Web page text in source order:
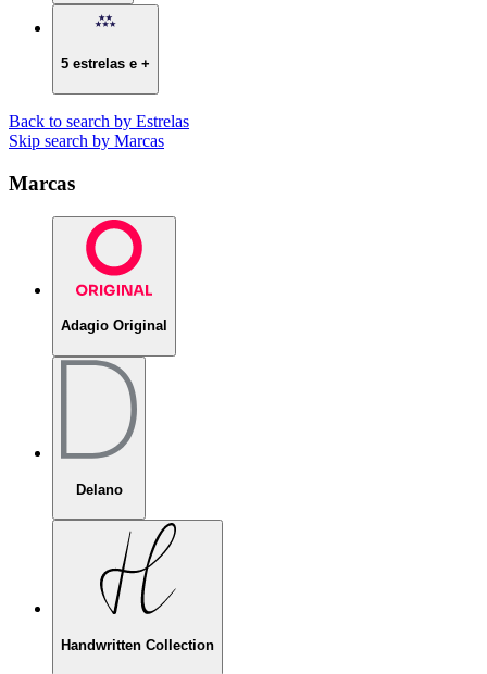
5 estrelas e +
Back to search by Estrelas
Skip search by Marcas
Marcas
Adagio Original
Delano
Handwritten Collection